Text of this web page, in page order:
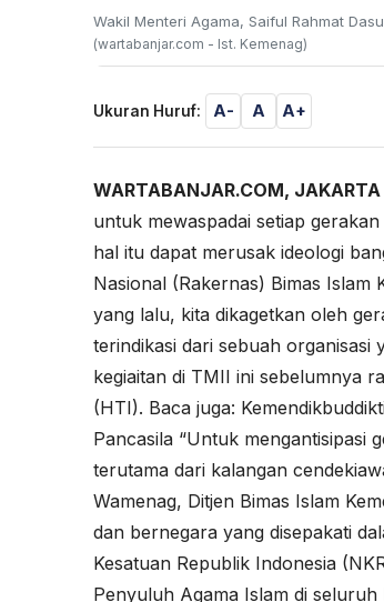
Wakil Menteri Agama, Saiful Rahmat
(wartabanjar.com - Ist. Kemenag)
Ukuran Huruf: A- A A+
WARTABANJAR.COM, JAKARTA
untuk mewaspadai setiap
hal itu dapat merusak ideologi
Nasional (Rakernas) Bimas
yang lalu, kita dikagetkan oleh
terindikasi dari sebuah organisasi
kegiaitan di TMII ini sebelumnya
(HTI). Baca juga:
Pancasila “Untuk mengantisipasi
terutama dari kalangan
Wamenag, Ditjen Bimas Islam
dan bernegara yang disepakati
Kesatuan Republik Indonesia
Penyuluh Agama Islam di